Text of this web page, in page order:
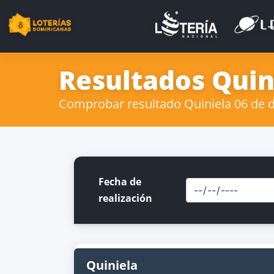
Resultados
Comprobar resultado Quiniela 06 de
Fecha de
realización
Quiniela